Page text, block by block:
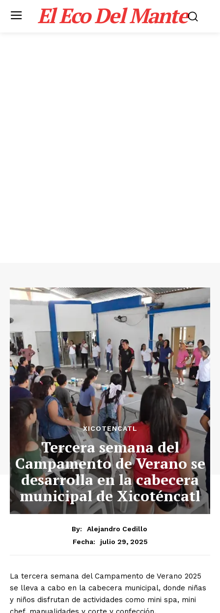
El Eco Del Mante
XICOTENCATL
Tercera semana del
Campamento de Verano se
desarrolla en la cabecera
municipal de Xicoténcatl
By:
Alejandro Cedillo
Fecha:
julio 29, 2025
La tercera semana del Campamento de Verano 2025
se lleva a cabo en la cabecera municipal, donde niñas
y niños disfrutan de actividades como mini spa, mini